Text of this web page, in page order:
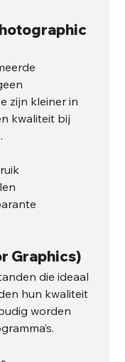
zijn kleiner in
kwaliteit bij
Graphics)
die ideaal
hun kwaliteit
worden